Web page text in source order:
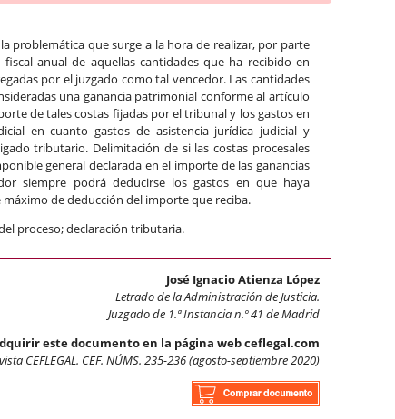
problemática que surge a la hora de realizar, por parte
anual de aquellas cantidades que ha recibido en
por el juzgado como tal vencedor. Las cantidades
una ganancia patrimonial conforme al artículo
de tales costas fijadas por el tribunal y los gastos en
en cuanto gastos de asistencia jurídica judicial y
tributario. Delimitación de si las costas procesales
general declarada en el importe de las ganancias
siempre podrá deducirse los gastos en que haya
de deducción del importe que reciba.
proceso; declaración tributaria.
José Ignacio Atienza López
Letrado de la Administración de Justicia.
Juzgado de 1.ª Instancia n.º 41 de Madrid
este documento en la página web ceflegal.com
CEFLEGAL. CEF. NÚMS. 235-236 (agosto-septiembre 2020)